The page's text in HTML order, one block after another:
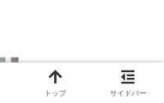
トップ サイドバー